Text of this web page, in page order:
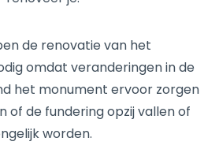
de renovatie van het
omdat veranderingen in de
het monument ervoor zorgen
of de fundering opzij vallen of
worden.